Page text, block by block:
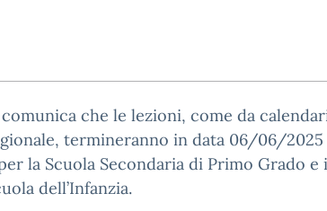
comunica che le lezioni, come da
termineranno in data 06/06/2025
la Scuola Secondaria di Primo Grado
dell’Infanzia.